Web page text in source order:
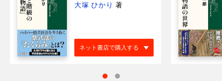
大塚 ひかり 著
ネット書店で購入する